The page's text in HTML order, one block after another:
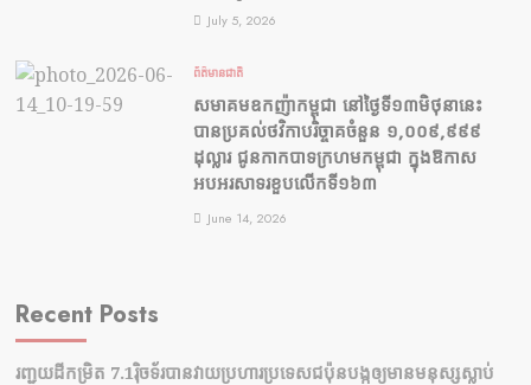
July 5, 2026
ព័ត៌មានជាតិ
សមាគមឧកញ៉ាកម្ពុជា នៅថ្ងៃទី១៣មិថុនានេះ
បានប្រគល់ថវិកាបរិច្ចាគចំនួន ១,០០៩,៩៩៩
ដុល្លារ ជូនកាកបាទក្រហមកម្ពុជា ក្នុងឱកាស
អបអរសាទរខួបលើកទី១៦៣
June 14, 2026
Recent Posts
រញ្ជួយដីកម្រិត​ 7.1រ៉ិចទ័របានវាយប្រហារប្រទេសជប៉ុនបង្កឲ្យមានមនុស្សស្លាប់​